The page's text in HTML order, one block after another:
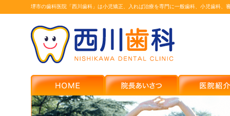
堺市の歯科医院「西川歯科」は小児矯正、入れば治療を専門に一般歯科、小児歯科